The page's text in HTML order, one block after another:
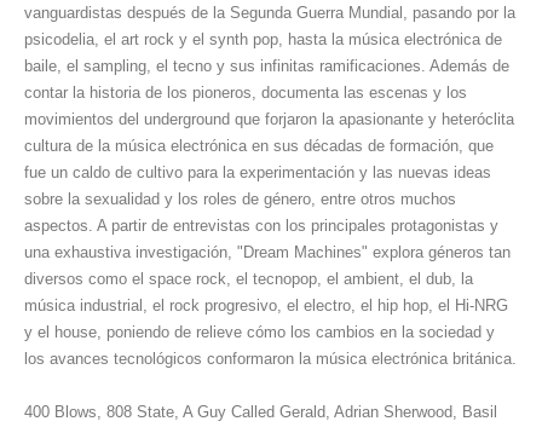
vanguardistas después de la Segunda Guerra Mundial, pasando por la
psicodelia, el art rock y el synth pop, hasta la música electrónica de
baile, el sampling, el tecno y sus infinitas ramificaciones. Además de
contar la historia de los pioneros, documenta las escenas y los
movimientos del underground que forjaron la apasionante y heteróclita
cultura de la música electrónica en sus décadas de formación, que
fue un caldo de cultivo para la experimentación y las nuevas ideas
sobre la sexualidad y los roles de género, entre otros muchos
aspectos. A partir de entrevistas con los principales protagonistas y
una exhaustiva investigación, "Dream Machines" explora géneros tan
diversos como el space rock, el tecnopop, el ambient, el dub, la
música industrial, el rock progresivo, el electro, el hip hop, el Hi-NRG
y el house, poniendo de relieve cómo los cambios en la sociedad y
los avances tecnológicos conformaron la música electrónica británica.
400 Blows, 808 State, A Guy Called Gerald, Adrian Sherwood, Basil